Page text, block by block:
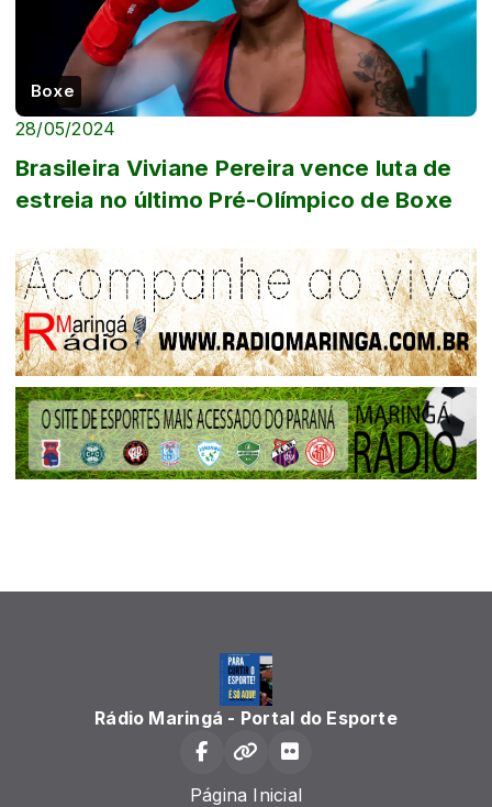
Boxe
28/05/2024
Brasileira Viviane Pereira vence luta de
estreia no último Pré-Olímpico de Boxe
Rádio Maringá - Portal do Esporte
Página Inicial